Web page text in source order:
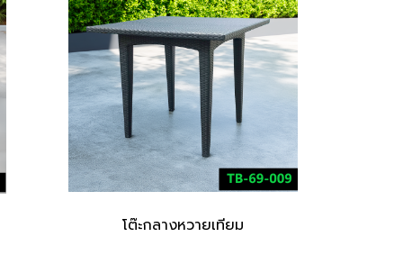
โต๊ะกลางหวายเทียม